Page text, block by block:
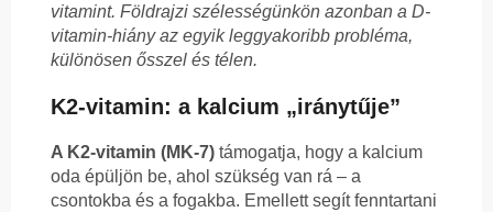
vitamint. Földrajzi szélességünkön azonban a D-
vitamin-hiány az egyik leggyakoribb probléma,
különösen ősszel és télen.
K2-vitamin: a kalcium „iránytűje”
A K2-vitamin (MK-7) támogatja, hogy a kalcium
oda épüljön be, ahol szükség van rá – a
csontokba és a fogakba. Emellett segít fenntartani